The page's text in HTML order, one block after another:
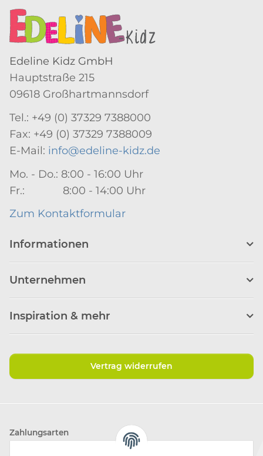
Edeline Kidz GmbH
Hauptstraße 215
09618 Großhartmannsdorf
Tel.: +49 (0) 37329 7388000
Fax: +49 (0) 37329 7388009
E-Mail: info@edeline-kidz.de
Mo. - Do.: 8:00 - 16:00 Uhr
Fr.: 8:00 - 14:00 Uhr
Zum Kontaktformular
Informationen
Unternehmen
Inspiration & mehr
Vertrag widerrufen
Zahlungsarten